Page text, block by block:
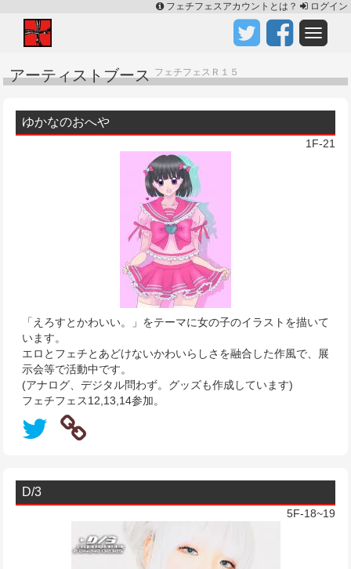
フェチフェスアカウントとは？ ログイン
アーティストブースフェチフェスＲ１５
ゆかなのおへや
1F-21
「えろすとかわいい。」をテーマに女の子のイラストを描いて
います。
エロとフェチとあどけないかわいらしさを融合した作風で、展
示会等で活動中です。
(アナログ、デジタル問わず。グッズも作成しています)
フェチフェス12,13,14参加。
D/3
5F-18~19